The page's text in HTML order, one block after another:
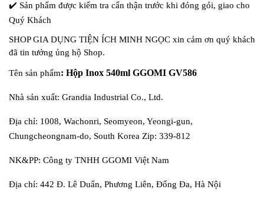
✔ ️ Sản phẩm được kiểm tra cẩn thận trước khi đóng gói, giao cho
Quý Khách
SHOP GIA DỤNG TIỆN ÍCH MINH NGỌC xin cảm ơn quý khách
đã tin tưởng ủng hộ Shop.
Tên sản phẩm: Hộp Inox 540ml GGOMI GV586
Nhà sản xuất: Grandia Industrial Co., Ltd.
Địa chỉ: 1008, Wachonri, Seomyeon, Yeongi-gun,
Chungcheongnam-do, South Korea Zip: 339-812
NK&PP: Công ty TNHH GGOMI Việt Nam
Địa chỉ: 442 Đ. Lê Duẩn, Phương Liên, Đống Đa, Hà Nội